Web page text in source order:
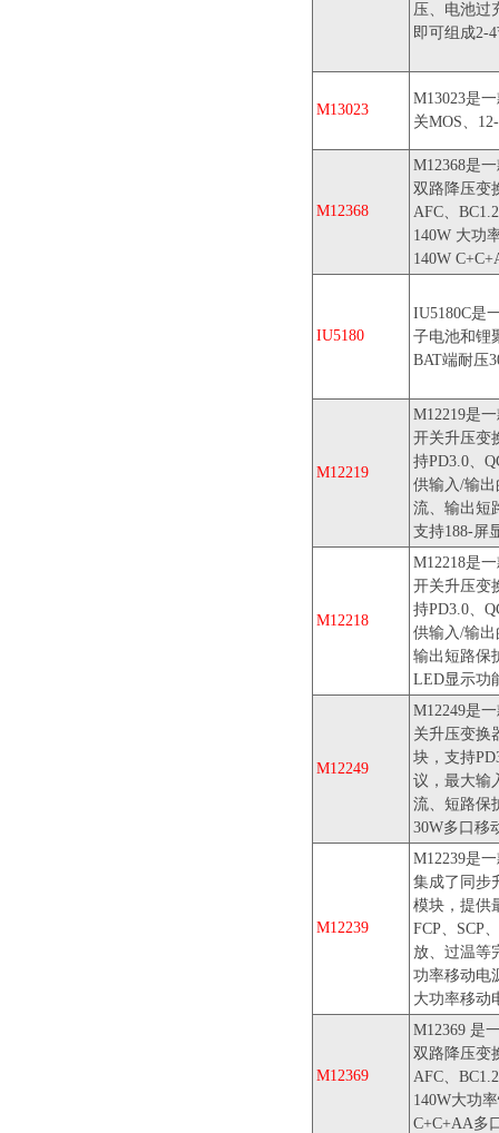
压、电池过
即可组成2-
M13023
M13023是
关MOS、
M12368
M12368是
双路降压变
AFC、
140W 大功
140W
IU5180
IU5180C是
子电池和锂
BAT端耐压
M12219
M12219是
开关升压变
持PD3.0、
供输入/输
流、输出短
支持188-屏
M12218
M12218是
开关升压变
持PD3.0、
供输入/输
输出短路保
LED显示功
M12249
M12249是
关升压变换
块，支持
议，最大输
流、短路保
30W多口移
M12239
M12239是
集成了同步
模块，提供
FCP、SCP
放、过温等
功率移动电
大功率移动
M12369
M12369 是
双路降压变
AFC、
140W大功
C+C+AA多